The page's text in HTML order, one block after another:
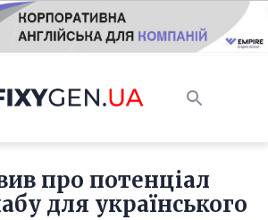
про потенціал
для українського